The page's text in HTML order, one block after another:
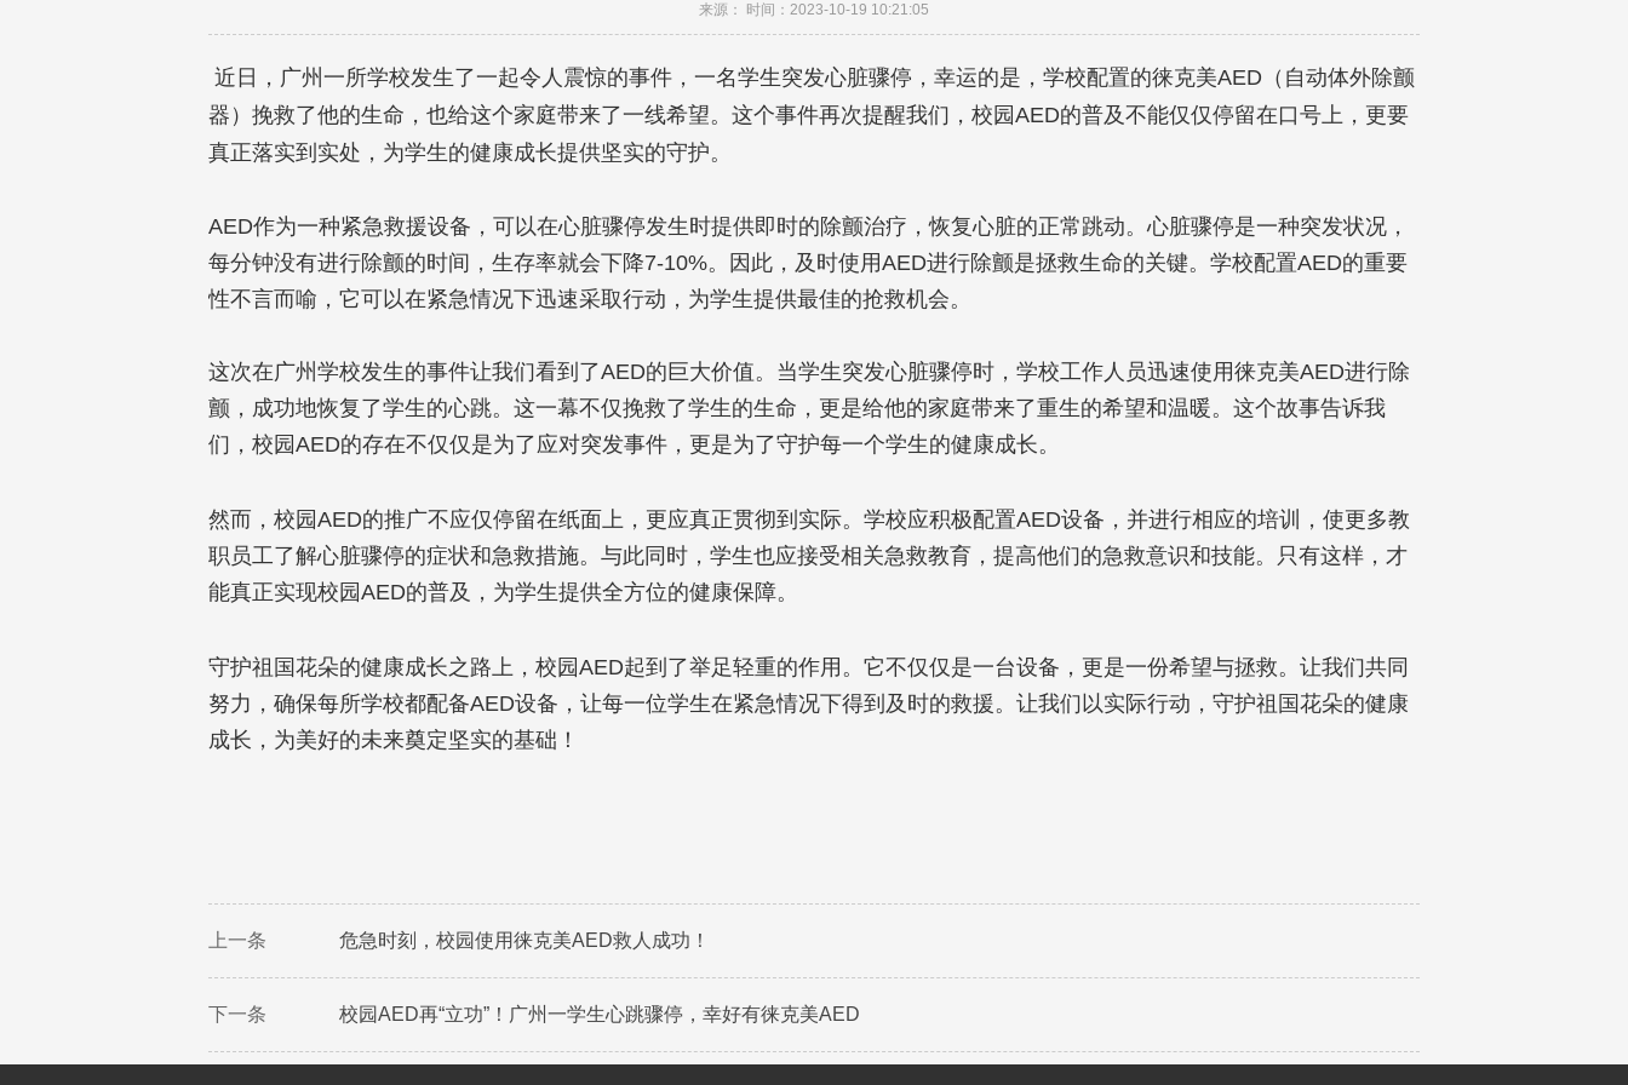
来源： 时间：2023-10-19 10:21:05
近日，广州一所学校发生了一起令人震惊的事件，一名学生突发心脏骤停，幸运的是，学校配置的徕克美AED （自动体外除颤
器）挽救了他的生命，也给这个家庭带来了一线希望。这个事件再次提醒我们，校园AED的普及不能仅仅停留在口号上，更要
真正落实到实处，为学生的健康成长提供坚实的守护。
AED作为一种紧急救援设备，可以在心脏骤停发生时提供即时的除颤治疗，恢复心脏的正常跳动。心脏骤停是一种突发状况，
每分钟没有进行除颤的时间，生存率就会下降7-10%。因此，及时使用AED进行除颤是拯救生命的关键。学校配置AED的重要
性不言而喻，它可以在紧急情况下迅速采取行动，为学生提供最佳的抢救机会。
这次在广州学校发生的事件让我们看到了AED的巨大价值。当学生突发心脏骤停时，学校工作人员迅速使用徕克美AED进行除
颤，成功地恢复了学生的心跳。这一幕不仅挽救了学生的生命，更是给他的家庭带来了重生的希望和温暖。这个故事告诉我
们，校园AED的存在不仅仅是为了应对突发事件，更是为了守护每一个学生的健康成长。
然而，校园AED的推广不应仅停留在纸面上，更应真正贯彻到实际。学校应积极配置AED设备，并进行相应的培训，使更多教
职员工了解心脏骤停的症状和急救措施。与此同时，学生也应接受相关急救教育，提高他们的急救意识和技能。只有这样，才
能真正实现校园AED的普及，为学生提供全方位的健康保障。
守护祖国花朵的健康成长之路上，校园AED起到了举足轻重的作用。它不仅仅是一台设备，更是一份希望与拯救。让我们共同
努力，确保每所学校都配备AED设备，让每一位学生在紧急情况下得到及时的救援。让我们以实际行动，守护祖国花朵的健康
成长，为美好的未来奠定坚实的基础！
上一条 危急时刻，校园使用徕克美AED救人成功！
下一条 校园AED再“立功”！广州一学生心跳骤停，幸好有徕克美AED